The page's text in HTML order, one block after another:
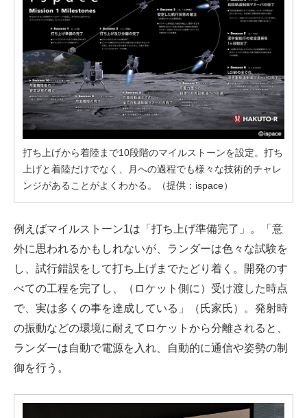
打ち上げから着陸まで10段階のマイルストーンを設定。打ち
上げと着陸だけでなく、月への過程でも様々な技術的チャレ
ンジがあることがよくわかる。（提供：ispace）
例えばマイルストーン1は「打ち上げ準備完了」。「意
外に思われるかもしれないが、ランダーは色々な試験を
し、試行錯誤をして打ち上げまでたどり着く。開発のす
べての工程を完了し、（ロケット側に）受け渡した時点
で、実は多くの事を達成している」（氏家氏）。発射時
の振動などの環境に耐えてロケットから分離されると、
ランダーは自動で電源を入れ、自動的に通信や姿勢の制
御を行う。